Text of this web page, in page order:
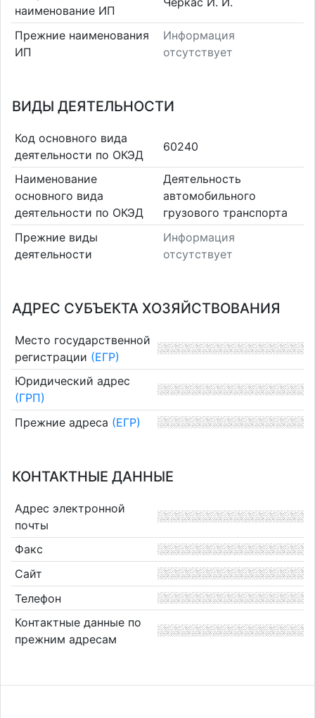
наименование ИП
Прежние наименования
ИП
Информация
отсутствует
ВИДЫ ДЕЯТЕЛЬНОСТИ
Код основного вида
деятельности по ОКЭД
60240
Наименование
основного вида
деятельности по ОКЭД
Деятельность
автомобильного
грузового транспорта
Прежние виды
деятельности
Информация
отсутствует
АДРЕС СУБЪЕКТА ХОЗЯЙСТВОВАНИЯ
Место государственной
регистрации (ЕГР)
Юридический адрес
(ГРП)
Прежние адреса (ЕГР)
КОНТАКТНЫЕ ДАННЫЕ
Адрес электронной
почты
Факс
Сайт
Телефон
Контактные данные по
прежним адресам